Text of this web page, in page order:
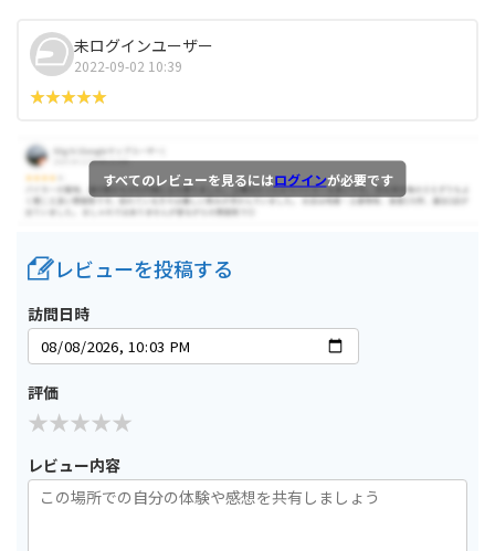
未ログインユーザー
2022-09-02 10:39
すべてのレビューを見るにはログインが必要です
レビューを投稿する
訪問日時
評価
レビュー内容